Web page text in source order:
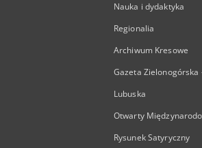
Nauka i dydaktyka
Regionalia
Archiwum Kresowe
Gazeta Zielonogórska
Lubuska
Otwarty
Rysunek Satyryczny